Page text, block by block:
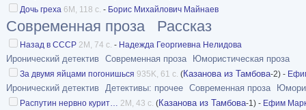
Дочь греха 6M, 118 с. - Борис Михайлович Майнаев
Современная проза Рассказ
Назад в СССР 2M, 74 с. - Надежда Георгиевна Нелидова
Иронический детектив Современная проза Юмористическая проза
За двумя яйцами погонишься 935K, 61 с. (Казанова из Тамбова-2) -
Иронический детектив Детективы: прочее Современная проза
Распутин нервно курит… 2M, 43 с. (Казанова из Тамбова-1) - Ефим